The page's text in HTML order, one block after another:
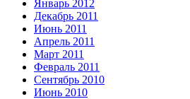
Январь 2012
Декабрь 2011
Июнь 2011
Апрель 2011
Март 2011
Февраль 2011
Сентябрь 2010
Июнь 2010